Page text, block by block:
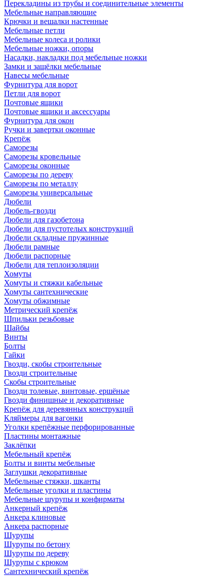
Перекладины из трубы и соединительные элементы
Мебельные направляющие
Крючки и вешалки настенные
Мебельные петли
Мебельные колеса и ролики
Мебельные ножки, опоры
Насадки, накладки под мебельные ножки
Замки и защёлки мебельные
Навесы мебельные
Фурнитура для ворот
Петли для ворот
Почтовые ящики
Почтовые ящики и аксессуары
Фурнитура для окон
Ручки и завертки оконные
Крепёж
Саморезы
Саморезы кровельные
Саморезы оконные
Саморезы по дереву
Саморезы по металлу
Саморезы универсальные
Дюбели
Дюбель-гвозди
Дюбели для газобетона
Дюбели для пустотелых конструкций
Дюбели складные пружинные
Дюбели рамные
Дюбели распорные
Дюбели для теплоизоляции
Хомуты
Хомуты и стяжки кабельные
Хомуты сантехнические
Хомуты обжимные
Метрический крепёж
Шпильки резьбовые
Шайбы
Винты
Болты
Гайки
Гвозди, скобы строительные
Гвозди строительные
Скобы строительные
Гвозди толевые, винтовые, ершёные
Гвозди финишные и декоративные
Крепёж для деревянных конструкций
Кляймеры для вагонки
Уголки крепёжные перфорированные
Пластины монтажные
Заклёпки
Мебельный крепёж
Болты и винты мебельные
Заглушки декоративные
Мебельные стяжки, шканты
Мебельные уголки и пластины
Мебельные шурупы и конфирматы
Анкерный крепёж
Анкера клиновые
Анкера распорные
Шурупы
Шурупы по бетону
Шурупы по дереву
Шурупы с крюком
Сантехнический крепёж